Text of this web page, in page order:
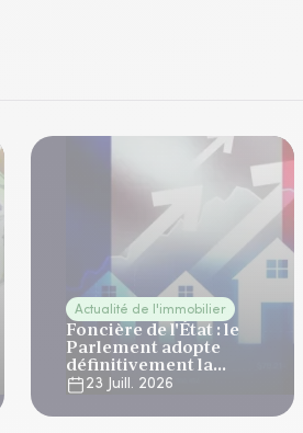
Actualité de l'immobilier
Foncière de l'État : le
Parlement adopte
définitivement la
réforme de la gestion
du patrimoine
immobilier public
23 Juill. 2026